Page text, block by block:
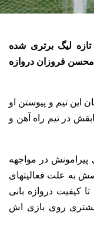
تازه لیگ برتری شده
فروزان دروازه
این تیم و پیوستن او
در تیم راه آهن و
در مواجهه
به علت فعالیتهای
کیفیت دروازه بانی
روی بازی اش